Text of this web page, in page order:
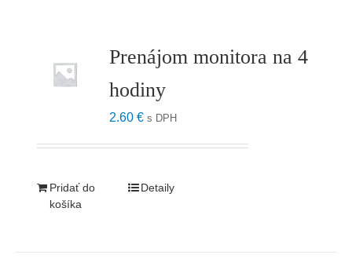
Prenájom monitora na 4
hodiny
2.60€ s DPH
Pridať do
košíka
Detaily